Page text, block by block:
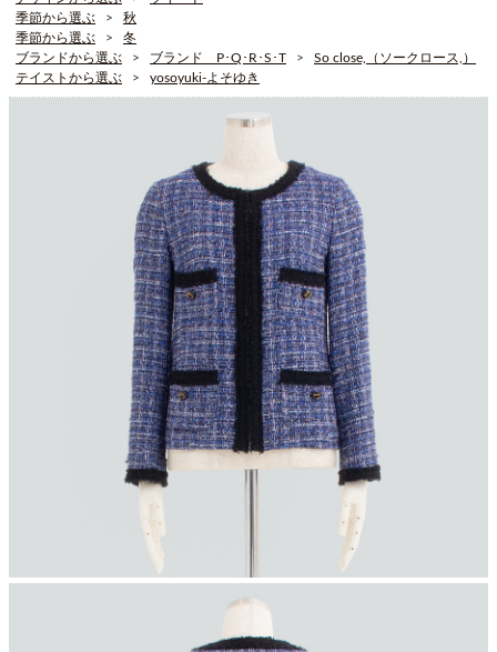
季節から選ぶ
秋
季節から選ぶ
冬
ブランドから選ぶ
ブランド P･Q･R･S･T
So close,（ソークロース,）
テイストから選ぶ
yosoyuki-よそゆき